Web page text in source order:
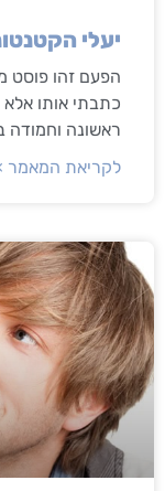
יעלי
הפעם זהו פוסט
כתבתי אותו
ראשונה וחמודה
לקריאת המאמר